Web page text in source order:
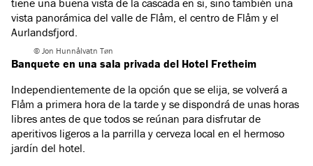
tiene una buena vista de la cascada en sí, sino también una
vista panorámica del valle de Flåm, el centro de Flåm y el
Aurlandsfjord.
© Jon Hunnålvatn Tøn
Banquete en una sala privada del Hotel Fretheim
Independientemente de la opción que se elija, se volverá a
Flåm a primera hora de la tarde y se dispondrá de unas horas
libres antes de que todos se reúnan para disfrutar de
aperitivos ligeros a la parrilla y cerveza local en el hermoso
jardín del hotel.